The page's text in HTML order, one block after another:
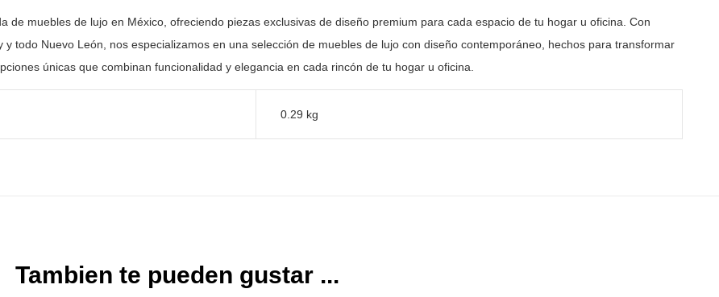
de muebles de lujo en México, ofreciendo piezas exclusivas de diseño premium para cada espacio de tu hogar u oficina. Con
y todo Nuevo León, nos especializamos en una selección de muebles de lujo con diseño contemporáneo, hechos para transformar
únicas que combinan funcionalidad y elegancia en cada rincón de tu hogar u oficina.
0.29 kg
Tambien te pueden gustar ...